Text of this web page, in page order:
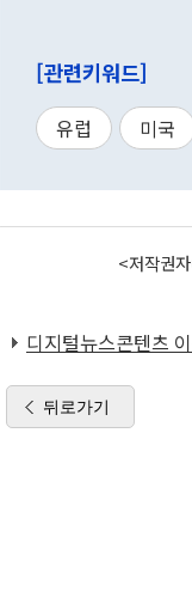
[관련키워드]
유럽 미국
<저작권
디지털뉴스콘텐츠
뒤로가기